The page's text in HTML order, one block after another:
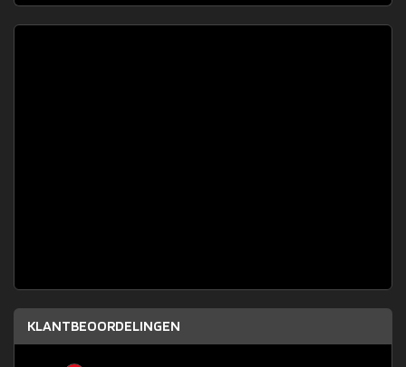
KLANTBEOORDELINGEN